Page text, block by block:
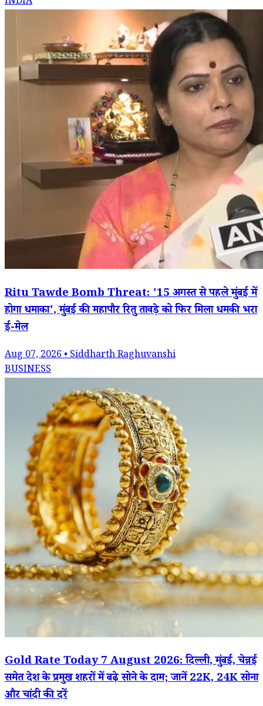
Ritu Tawde Bomb Threat: '15 अगस्त से पहले मुंबई में
होगा धमाका', मुंबई की महापौर रितु तावड़े को फिर मिला धमकी भरा
ई-मेल
Aug 07, 2026 • Siddharth Raghuvanshi
BUSINESS
Gold Rate Today 7 August 2026: दिल्ली, मुंबई, चेन्नई
समेत देश के प्रमुख शहरों में बढ़े सोने के दाम; जानें 22K, 24K सोना
और चांदी की दरें